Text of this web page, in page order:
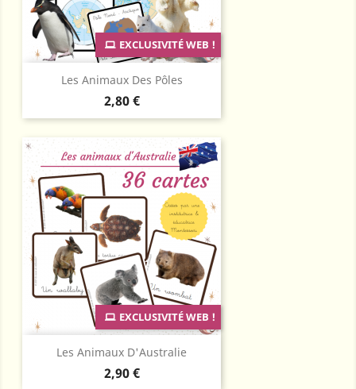
Les Animaux Des Pôles
Prix
2,80 €
EXCLUSIVITÉ WEB !
Les Animaux D'Australie
Prix
2,90 €
EXCLUSIVITÉ WEB !